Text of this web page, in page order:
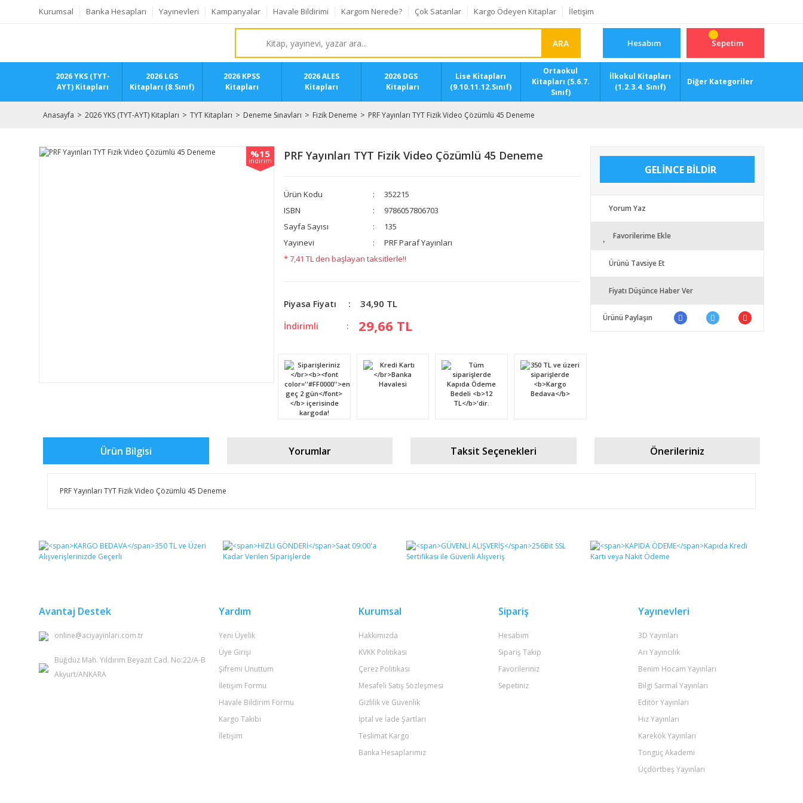
Kurumsal Banka Hesapları Yayınevleri Kampanyalar Havale Bildirimi Kargom Nerede? Çok Satanlar Kargo Ödeyen Kitaplar İletişim
ARA Hesabım Sepetim
2026 YKS (TYT-
AYT) Kitapları
2026 LGS
Kitapları (8.Sınıf)
2026 KPSS
Kitapları
2026 ALES
Kitapları
2026 DGS
Kitapları
Lise Kitapları
(9.10.11.12.Sınıf)
Ortaokul
Kitapları (5.6.7.
Sınıf)
İlkokul Kitapları
(1.2.3.4. Sınıf)
Diğer Kategoriler
Anasayfa 2026 YKS (TYT-AYT) Kitapları TYT Kitapları Deneme Sınavları Fizik Deneme PRF Yayınları TYT Fizik Video Çözümlü 45 Deneme
%15
indirim PRF Yayınları TYT Fizik Video Çözümlü 45 Deneme
Ürün Kodu
352215
ISBN
9786057806703
Sayfa Sayısı
135
Yayınevi
PRF Paraf Yayınları
* 7,41 TL den başlayan taksitlerle!!
Piyasa Fiyatı 34,90 TL
İndirimli 29,66 TL
GELİNCE BİLDİR
Yorum Yaz
Favorilerime Ekle
Ürünü Tavsiye Et
Fiyatı Düşünce Haber Ver
Ürünü Paylaşın
Ürün Bilgisi Yorumlar Taksit Seçenekleri Önerileriniz
PRF Yayınları TYT Fizik Video Çözümlü 45 Deneme
Bu ürüne ilk yorumu siz yapın!
Görüş ve önerileriniz için teşekkür ederiz.
Bu ürüne benzer farklı alternatifler olmalı.
Gönder
Avantaj Destek
online@aciyayinlari.com.tr
Büğdüz Mah. Yıldırım Beyazıt Cad. No:22/A-B
Akyurt/ANKARA
Yardım
Yeni Üyelik
Üye Girişi
Şifremi Unuttum
İletişim Formu
Havale Bildirim Formu
Kargo Takibi
İletişim
Kurumsal
Hakkımızda
KVKK Politikası
Çerez Politikası
Mesafeli Satış Sözleşmesi
Gizlilik ve Güvenlik
İptal ve İade Şartları
Teslimat Kargo
Banka Hesaplarımız
Sipariş
Hesabım
Sipariş Takip
Favorileriniz
Sepetiniz
Yayınevleri
3D Yayınları
Arı Yayıncılık
Benim Hocam Yayınları
Bilgi Sarmal Yayınları
Editör Yayınları
Hız Yayınları
Karekök Yayınları
Tonguç Akademi
Üçdörtbeş Yayınları